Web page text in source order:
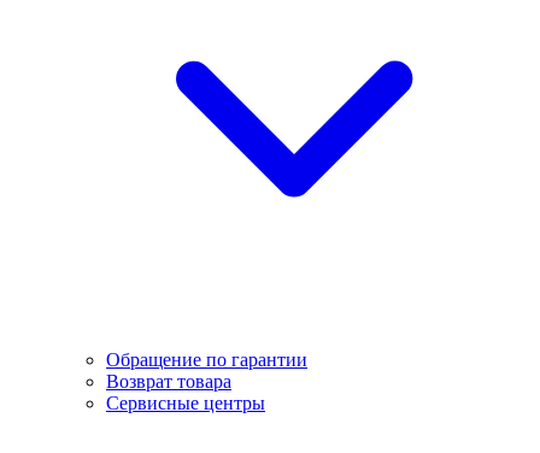
Обращение по гарантии
Возврат товара
Сервисные центры